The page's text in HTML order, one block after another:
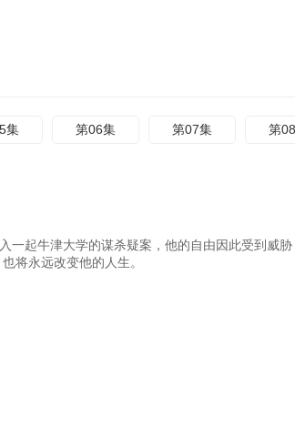
集 第06集 第07集 第
一起牛津大学的谋杀疑案，他的自由因此受到威
将永远改变他的人生。